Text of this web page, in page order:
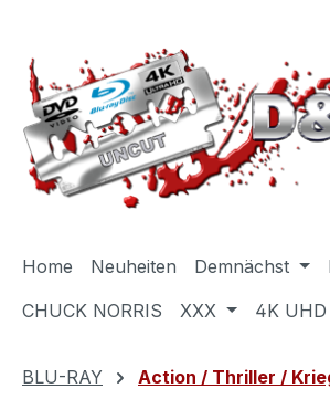
Home Neuheiten Demnächst
CHUCK NORRIS
XXX 4K UHD
BLU-RAY Action / Thriller /